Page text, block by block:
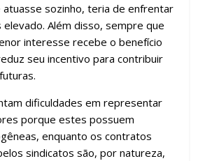
sozinho, teria de enfrentar
elevado. Além disso, sempre que
interesse recebe o benefício
seu incentivo para contribuir
dificuldades em representar
porque estes possuem
enquanto os contratos
sindicatos são, por natureza,